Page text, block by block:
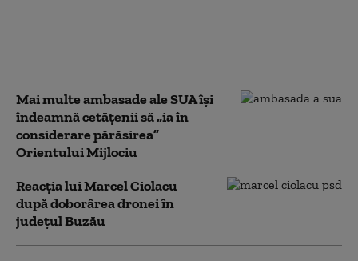
Mai multe ambasade ale SUA îşi
îndeamnă cetăţenii să „ia în
considerare părăsirea”
Orientului Mijlociu
Reacția lui Marcel Ciolacu
după doborârea dronei în
județul Buzău